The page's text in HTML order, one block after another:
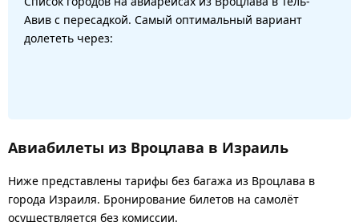
Авив с пересадкой. Самый оптимальный вариант
долететь через:
Авиабилеты из Вроцлава в Израиль
Ниже представлены тарифы без багажа из Вроцлава в
города Израиля. Бронирование билетов на самолёт
осуществляется без комиссии.